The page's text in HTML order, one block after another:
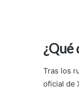
¿Qué
Tras los
oficial de